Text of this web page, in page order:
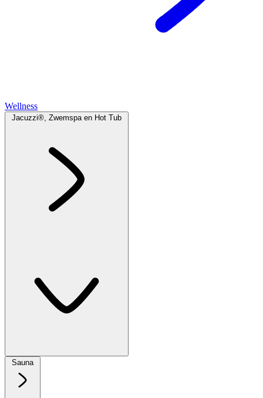
Wellness
Jacuzzi®, Zwemspa en Hot Tub
Sauna